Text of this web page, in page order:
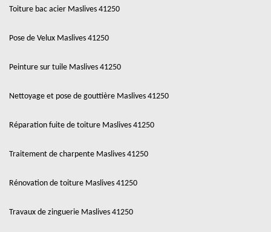
Toiture bac acier Maslives 41250
Pose de Velux Maslives 41250
Peinture sur tuile Maslives 41250
Nettoyage et pose de gouttière Maslives 41250
Réparation fuite de toiture Maslives 41250
Traitement de charpente Maslives 41250
Rénovation de toiture Maslives 41250
Travaux de zinguerie Maslives 41250